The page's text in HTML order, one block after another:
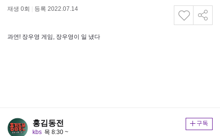
재생 0회 등록 2022.07.14
과연! 장우영 게임, 장우영이 일 냈다
홍김동전
kbs 목 8:30 ~
구독